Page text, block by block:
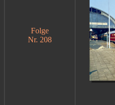
Folge
Nr. 208